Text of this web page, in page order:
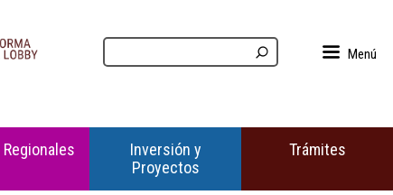
Menú
Inversión y
Proyectos
Trámites